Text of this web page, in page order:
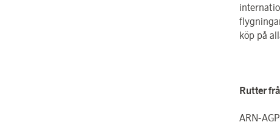
köp på
Rutter
ARN-